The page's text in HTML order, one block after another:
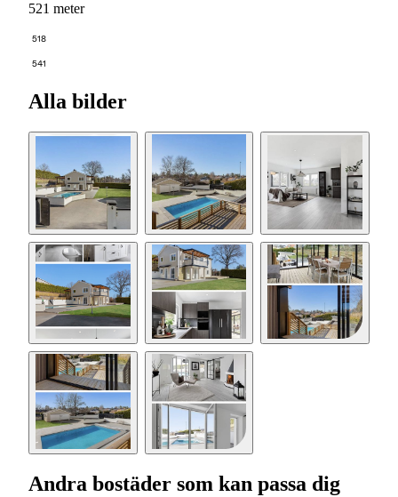
521 meter
518
541
Alla bilder
Andra bostäder som kan passa dig